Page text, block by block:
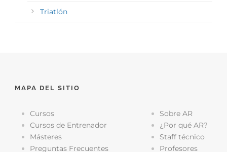
Triatlón
MAPA DEL SITIO
Cursos
Cursos de Entrenador
Másteres
Preguntas Frecuentes
Sobre AR
¿Por qué AR?
Staff técnico
Profesores